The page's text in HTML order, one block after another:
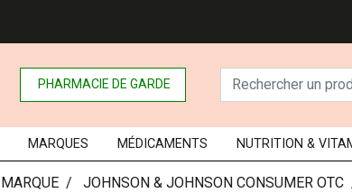
PHARMACIE DE GARDE
MARQUES MÉDICAMENTS NUTRITION &
MARQUE JOHNSON & JOHNSON CONSUMER OTC